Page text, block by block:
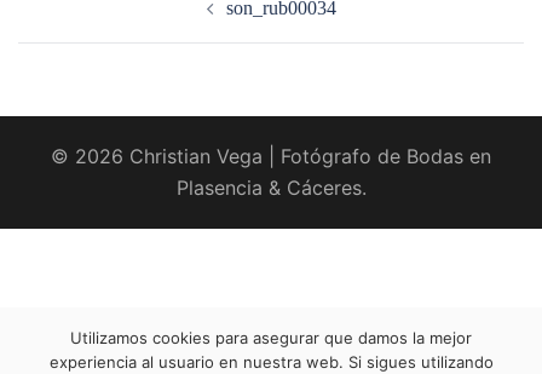
son_rub00034
© 2026 Christian Vega | Fotógrafo de Bodas en
Plasencia & Cáceres.
Utilizamos cookies para asegurar que damos la mejor
experiencia al usuario en nuestra web. Si sigues utilizando